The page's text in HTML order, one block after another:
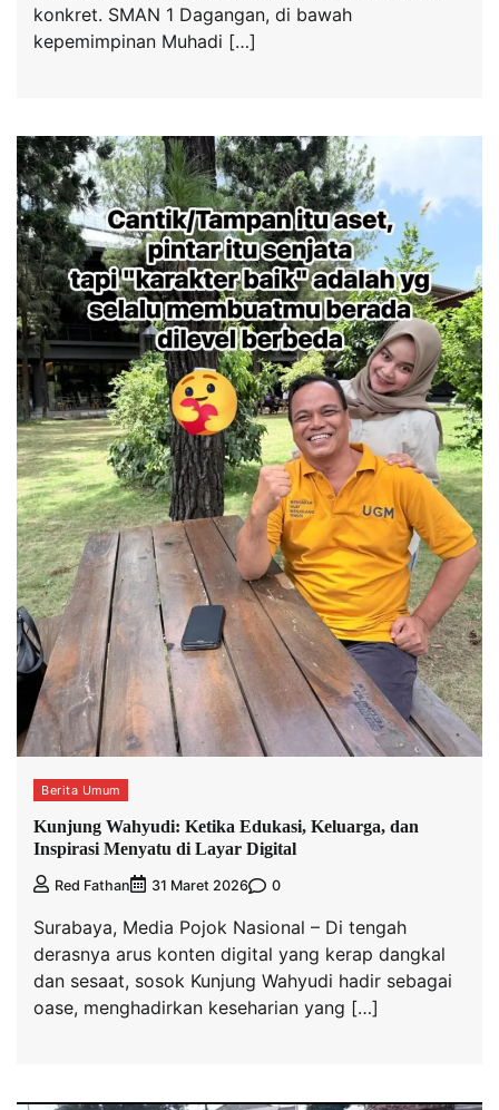
konkret. SMAN 1 Dagangan, di bawah
kepemimpinan Muhadi […]
Berita Umum
Kunjung Wahyudi: Ketika Edukasi, Keluarga, dan
Inspirasi Menyatu di Layar Digital
Red Fathan 31 Maret 2026 0
Surabaya, Media Pojok Nasional – Di tengah
derasnya arus konten digital yang kerap dangkal
dan sesaat, sosok Kunjung Wahyudi hadir sebagai
oase, menghadirkan keseharian yang […]